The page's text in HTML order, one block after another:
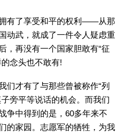
有了享受和平的权利——从那
动武，就成了一件令人疑虑重
，再没有一个国家胆敢有“征
念头也不敢有!
们才有了与那些曾被称作“列
旁平等说话的机会。而我们
争中得到的是，60多年来不
的家园。志愿军的牺牲，为我